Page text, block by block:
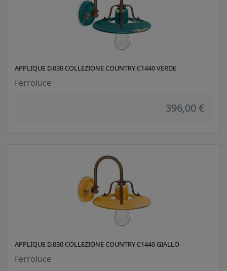
APPLIQUE D.030 COLLEZIONE COUNTRY C1440 VERDE
Ferroluce
396,00 €
APPLIQUE D.030 COLLEZIONE COUNTRY C1440 GIALLO
Ferroluce